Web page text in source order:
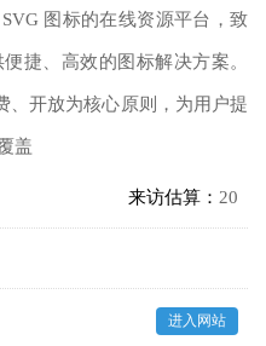
图标的在线资源平台，致
捷、高效的图标解决方案。
、开放为核心原则，为用户提
盖
来访估算： 20
进入网站